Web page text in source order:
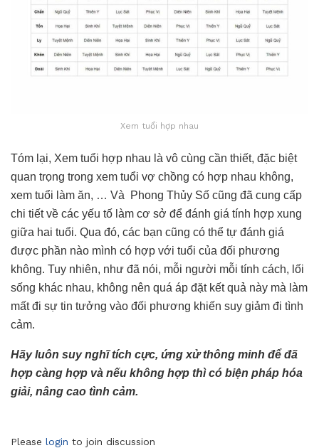
Xem tuổi hợp nhau
Tóm lại, Xem tuổi hợp nhau là vô cùng cần thiết, đặc biệt
quan trọng trong xem tuổi vợ chồng có hợp nhau không,
xem tuổi làm ăn, … Và Phong Thủy Số cũng đã cung cấp
chi tiết về các yếu tố làm cơ sở để đánh giá tính hợp xung
giữa hai tuổi. Qua đó, các bạn cũng có thể tự đánh giá
được phần nào mình có hợp với tuổi của đối phương
không. Tuy nhiên, như đã nói, mỗi người mỗi tính cách, lối
sống khác nhau, không nên quá áp đặt kết quả này mà làm
mất đi sự tin tưởng vào đối phương khiến suy giảm đi tình
cảm.
Hãy luôn suy nghĩ tích cực, ứng xử thông minh để đã
hợp càng hợp và nếu không hợp thì có biện pháp hóa
giải, nâng cao tình cảm.
Please login to join discussion